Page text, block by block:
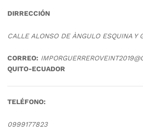
DIRRECCIÓN
CALLE ALONSO DE ÀNGULO ESQUINA Y
CORREO:
QUITO-ECUADOR
TELÉFONO:
0999177823